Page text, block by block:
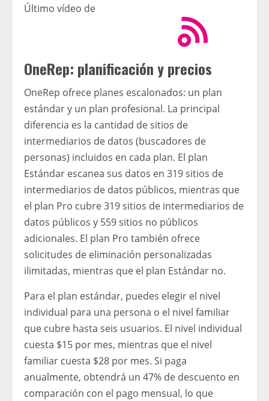
Último vídeo de
OneRep: planificación y precios
OneRep ofrece planes escalonados: un plan
estándar y un plan profesional. La principal
diferencia es la cantidad de sitios de
intermediarios de datos (buscadores de
personas) incluidos en cada plan. El plan
Estándar escanea sus datos en 319 sitios de
intermediarios de datos públicos, mientras que
el plan Pro cubre 319 sitios de intermediarios de
datos públicos y 559 sitios no públicos
adicionales. El plan Pro también ofrece
solicitudes de eliminación personalizadas
ilimitadas, mientras que el plan Estándar no.
Para el plan estándar, puedes elegir el nivel
individual para una persona o el nivel familiar
que cubre hasta seis usuarios. El nivel individual
cuesta $15 por mes, mientras que el nivel
familiar cuesta $28 por mes. Si paga
anualmente, obtendrá un 47% de descuento en
comparación con el pago mensual, lo que